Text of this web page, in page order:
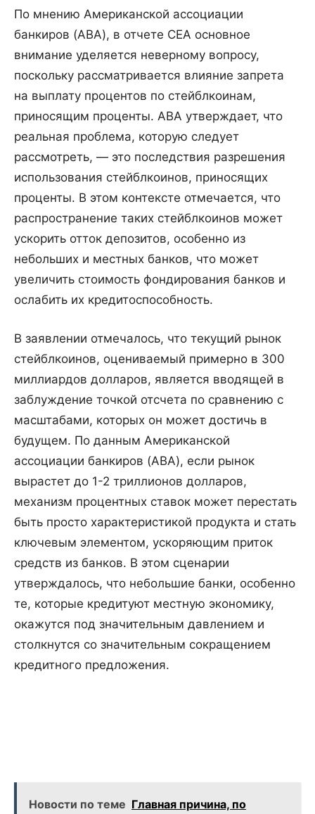
По мнению Американской ассоциации
банкиров (ABA), в отчете CEA основное
внимание уделяется неверному вопросу,
поскольку рассматривается влияние запрета
на выплату процентов по стейблкоинам,
приносящим проценты. ABA утверждает, что
реальная проблема, которую следует
рассмотреть, — это последствия разрешения
использования стейблкоинов, приносящих
проценты. В этом контексте отмечается, что
распространение таких стейблкоинов может
ускорить отток депозитов, особенно из
небольших и местных банков, что может
увеличить стоимость фондирования банков и
ослабить их кредитоспособность.
В заявлении отмечалось, что текущий рынок
стейблкоинов, оцениваемый примерно в 300
миллиардов долларов, является вводящей в
заблуждение точкой отсчета по сравнению с
масштабами, которых он может достичь в
будущем. По данным Американской
ассоциации банкиров (ABA), если рынок
вырастет до 1-2 триллионов долларов,
механизм процентных ставок может перестать
быть просто характеристикой продукта и стать
ключевым элементом, ускоряющим приток
средств из банков. В этом сценарии
утверждалось, что небольшие банки, особенно
те, которые кредитуют местную экономику,
окажутся под значительным давлением и
столкнутся со значительным сокращением
кредитного предложения.
Новости по теме Главная причина, по